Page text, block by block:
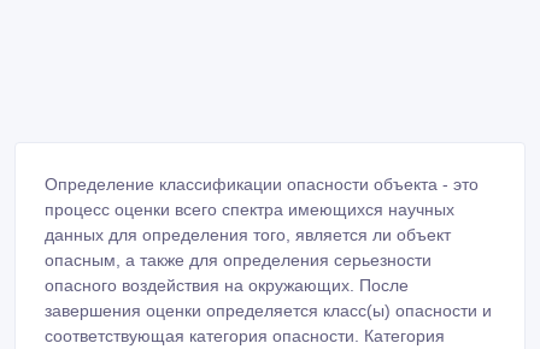
Определение классификации опасности объекта - это
процесс оценки всего спектра имеющихся научных
данных для определения того, является ли объект
опасным, а также для определения серьезности
опасного воздействия на окружающих. После
завершения оценки определяется класс(ы) опасности и
соответствующая категория опасности. Категория